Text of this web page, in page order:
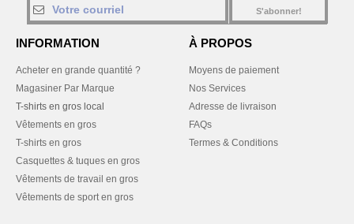
S'abonner!
INFORMATION
Acheter en grande quantité ?
Magasiner Par Marque
T-shirts en gros local
Vêtements en gros
T-shirts en gros
Casquettes & tuques en gros
Vêtements de travail en gros
Vêtements de sport en gros
À PROPOS
Moyens de paiement
Nos Services
Adresse de livraison
FAQs
Termes & Conditions